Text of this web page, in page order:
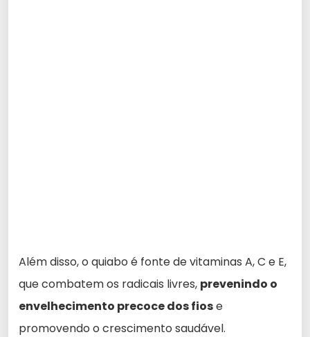
Além disso, o quiabo é fonte de vitaminas A, C e E,
que combatem os radicais livres, prevenindo o
envelhecimento precoce dos fiose
promovendo o crescimento saudável.